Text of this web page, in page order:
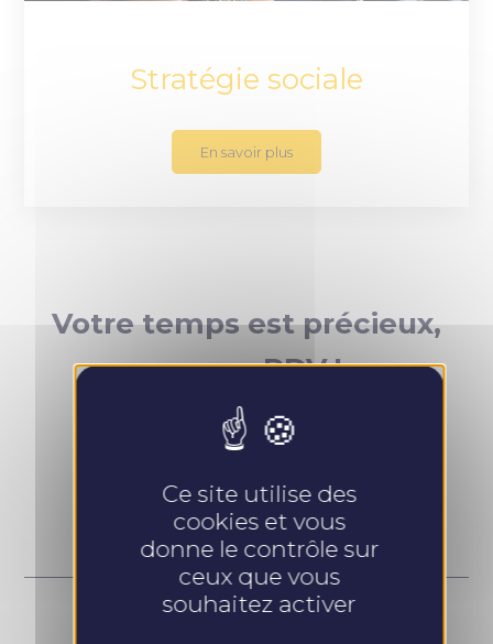
Stratégie sociale
En savoir plus
Votre temps est précieux,
prenez RDV !
Ce site utilise des
cookies et vous
donne le contrôle sur
ceux que vous
souhaitez activer